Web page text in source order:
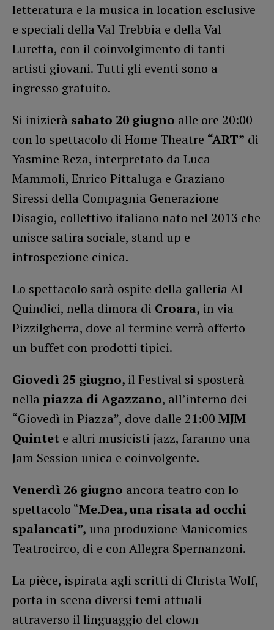
letteratura e la musica in location esclusive
e speciali della Val Trebbia e della Val
Luretta, con il coinvolgimento di tanti
artisti giovani. Tutti gli eventi sono a
ingresso gratuito.
Si inizierà sabato 20 giugno alle ore 20:00
con lo spettacolo di Home Theatre “ART” di
Yasmine Reza, interpretato da Luca
Mammoli, Enrico Pittaluga e Graziano
Siressi della Compagnia Generazione
Disagio, collettivo italiano nato nel 2013 che
unisce satira sociale, stand up e
introspezione cinica.
Lo spettacolo sarà ospite della galleria Al
Quindici, nella dimora di Croara, in via
Pizzilgherra, dove al termine verrà offerto
un buffet con prodotti tipici.
Giovedì 25 giugno, il Festival si sposterà
nella piazza di Agazzano, all’interno dei
“Giovedì in Piazza”, dove dalle 21:00 MJM
Quintet e altri musicisti jazz, faranno una
Jam Session unica e coinvolgente.
Venerdì 26 giugno ancora teatro con lo
spettacolo “Me.Dea, una risata ad occhi
spalancati”, una produzione Manicomics
Teatrocirco, di e con Allegra Spernanzoni.
La pièce, ispirata agli scritti di Christa Wolf,
porta in scena diversi temi attuali
attraverso il linguaggio del clown